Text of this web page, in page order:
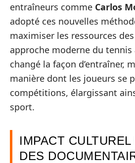
entraîneurs comme Carlos
adopté ces nouvelles
maximiser les ressources
approche moderne du
changé la façon d’entraîner,
manière dont les joueurs se
compétitions, élargissant
sport.
IMPACT
DES